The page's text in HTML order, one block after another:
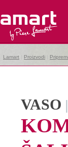
Lamart
Lamart Proizvodi
VASO |